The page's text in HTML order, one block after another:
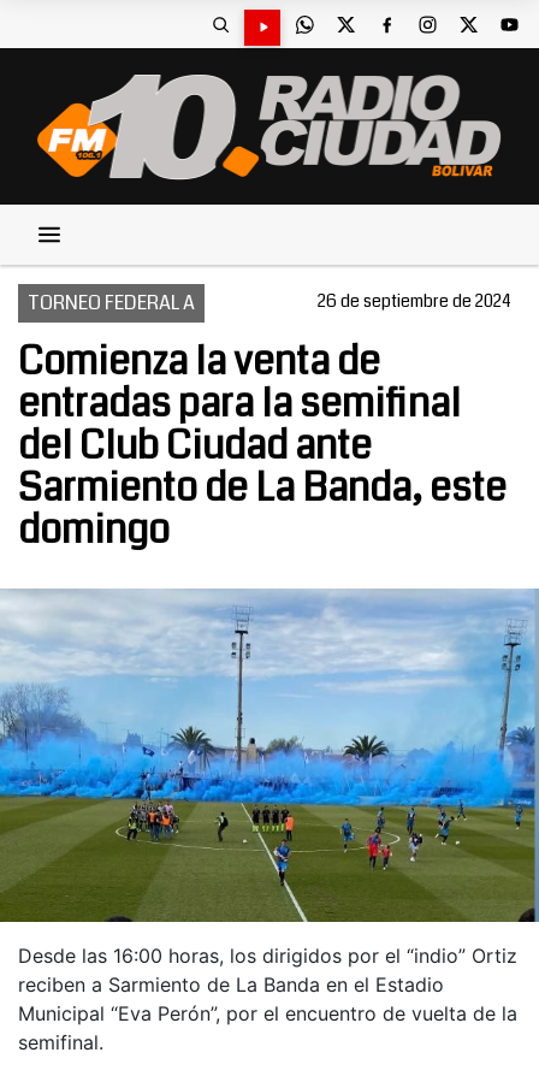
TORNEO FEDERAL A 26 de septiembre de 2024
Comienza la venta de
entradas para la semifinal
del Club Ciudad ante
Sarmiento de La Banda, este
domingo
Desde las 16:00 horas, los dirigidos por el “indio” Ortiz
reciben a Sarmiento de La Banda en el Estadio
Municipal “Eva Perón”, por el encuentro de vuelta de la
semifinal.